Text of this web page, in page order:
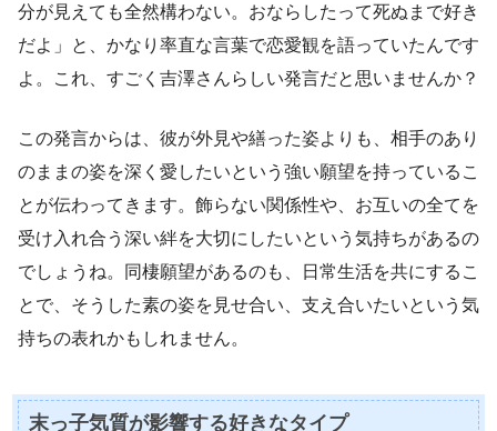
分が見えても全然構わない。おならしたって死ぬまで好き
だよ」と、かなり率直な言葉で恋愛観を語っていたんです
よ。これ、すごく吉澤さんらしい発言だと思いませんか？
この発言からは、彼が外見や繕った姿よりも、相手のあり
のままの姿を深く愛したいという強い願望を持っているこ
とが伝わってきます。飾らない関係性や、お互いの全てを
受け入れ合う深い絆を大切にしたいという気持ちがあるの
でしょうね。同棲願望があるのも、日常生活を共にするこ
とで、そうした素の姿を見せ合い、支え合いたいという気
持ちの表れかもしれません。
末っ子気質が影響する好きなタイプ